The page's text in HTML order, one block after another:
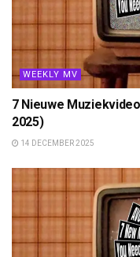
WEEKLY MV
7 Nieuwe
2025)
14 DECEMBER 2025